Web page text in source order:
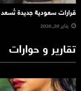
قرارات سعودية جديدة
يناير 20, 2026
تقارير و حوارات